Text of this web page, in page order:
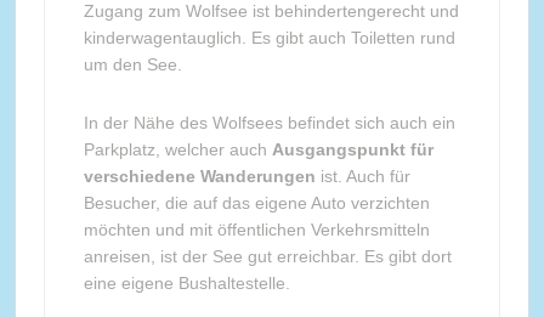
Zugang zum Wolfsee ist behindertengerecht und
kinderwagentauglich. Es gibt auch Toiletten rund
um den See.
In der Nähe des Wolfsees befindet sich auch ein
Parkplatz, welcher auch Ausgangspunkt für
verschiedene Wanderungen ist. Auch für
Besucher, die auf das eigene Auto verzichten
möchten und mit öffentlichen Verkehrsmitteln
anreisen, ist der See gut erreichbar. Es gibt dort
eine eigene Bushaltestelle.